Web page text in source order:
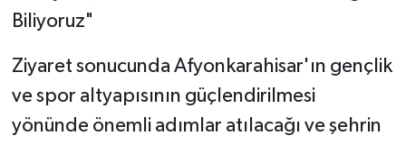
Biliyoruz"
Ziyaret sonucunda Afyonkarahisar'ın gençlik
ve spor altyapısının güçlendirilmesi
yönünde önemli adımlar atılacağı ve şehrin